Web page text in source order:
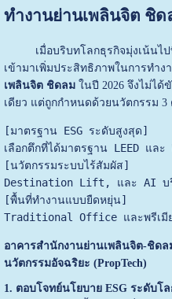
ทำงานย่านเพลินจิต ชิด
เมื่อบริบทโลกธุรกิจมุ่งเน้นไปที่
เข้ามาเพิ่มประสิทธิภาพในการทำ
เพลินจิต ชิดลมในปี 2026 จึงไม่ได้
เดียว แต่ถูกกำหนดด้วยนวัตกรรม 3
[มาตรฐาน ESG ระดับสูงสุด]
เลือกตึกที่ได้มาตรฐาน LEED และ
[นวัตกรรมระบบไร้สัมผัส]
Destination Lift, และ AI บริ
[พื้นที่ทำงานแบบยืดหยุ่น]
อาคารสำนักงานย่านเพลินจิต-ชิดล
นวัตกรรมอัจฉริยะ (PropTech)
1. ตอบโจทย์นโยบาย ESG ระดับโ